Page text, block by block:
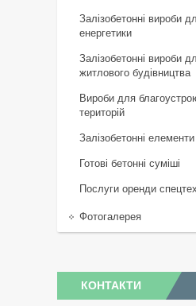
Залізобетонні вироби
енергетики
Залізобетонні вироби
житлового будівництва
Вироби для
територій
Залізобетонні
Готові бетонні суміші
Послуги оренди
Фотогалерея
КОНТАКТИ